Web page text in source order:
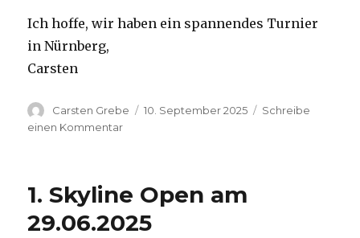
Ich hoffe, wir haben ein spannendes Turnier
in Nürnberg,
Carsten
Autor
Carsten Grebe
Veröffentlicht
10. September 2025
Schreibe
einen Kommentar
am
1. Skyline Open am
29.06.2025